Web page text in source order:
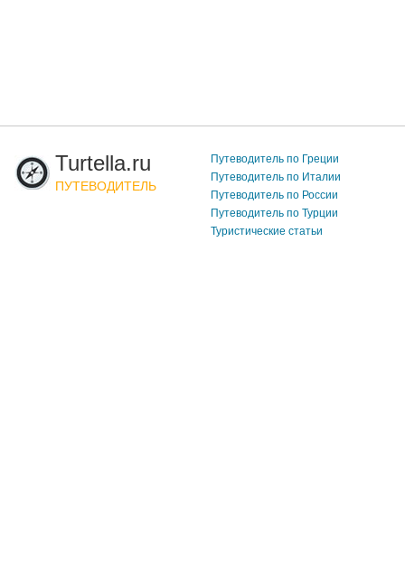
Turtella.ru
ПУТЕВОДИТЕЛЬ
Путеводитель по Греции
Путеводитель по Италии
Путеводитель по России
Путеводитель по Турции
Туристические статьи